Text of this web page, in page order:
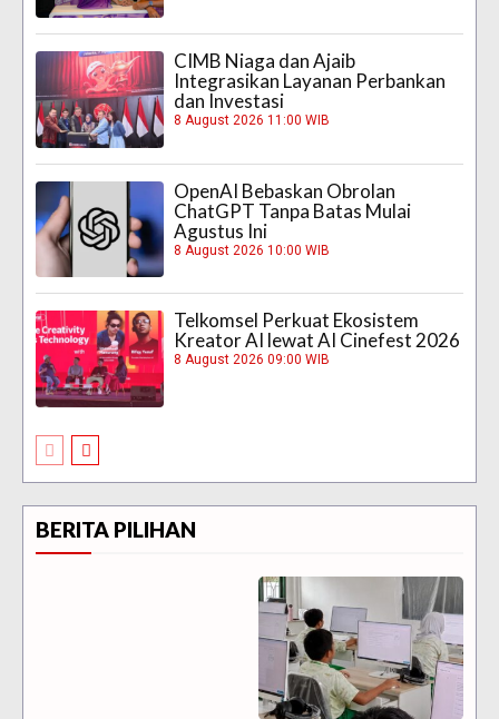
CIMB Niaga dan Ajaib
Integrasikan Layanan Perbankan
dan Investasi
8 August 2026 11:00 WIB
OpenAI Bebaskan Obrolan
ChatGPT Tanpa Batas Mulai
Agustus Ini
8 August 2026 10:00 WIB
Telkomsel Perkuat Ekosistem
Kreator AI lewat AI Cinefest 2026
8 August 2026 09:00 WIB
BERITA PILIHAN